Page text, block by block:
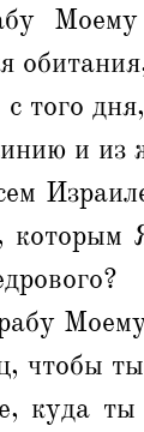
Моему
того
и
чтобы
куда ты